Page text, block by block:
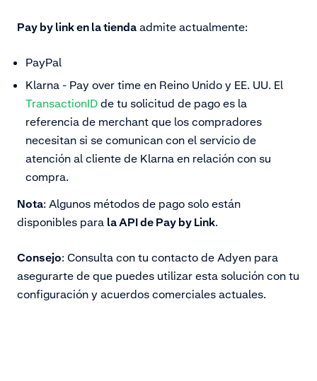
Pay by link en la tienda admite actualmente:
PayPal
Klarna - Pay over time en Reino Unido y EE. UU. El
TransactionID de tu solicitud de pago es la
referencia de merchant que los compradores
necesitan si se comunican con el servicio de
atención al cliente de Klarna en relación con su
compra.
Nota: Algunos métodos de pago solo están
disponibles para la API de Pay by Link.
Consejo: Consulta con tu contacto de Adyen para
asegurarte de que puedes utilizar esta solución con tu
configuración y acuerdos comerciales actuales.